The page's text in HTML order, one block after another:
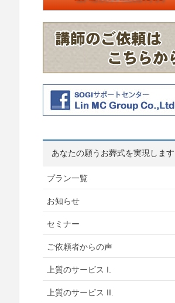
あなたの願うお葬式を実現します
プラン一覧
お知らせ
セミナー
ご依頼者からの声
上質のサービス I.
上質のサービス II.